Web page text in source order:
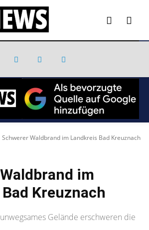
Schwerer Waldbrand im Landkreis Bad Kreuznach
im
Kreuznach
Gelände erschweren die